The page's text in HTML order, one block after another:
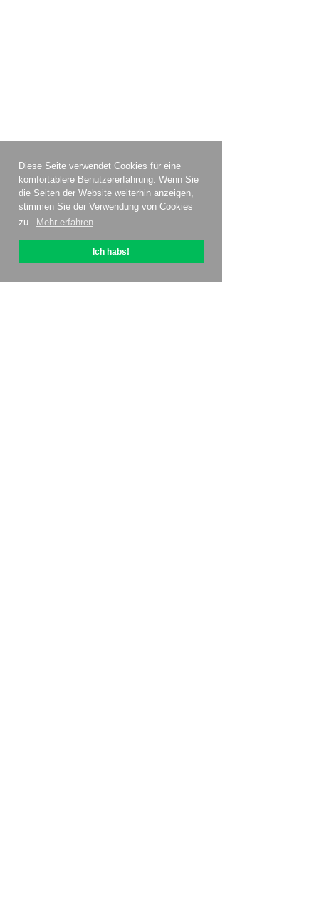
Diese Seite verwendet Cookies für eine
komfortablere Benutzererfahrung. Wenn Sie
die Seiten der Website weiterhin anzeigen,
stimmen Sie der Verwendung von Cookies
zu.
Mehr erfahren
Ich habs!